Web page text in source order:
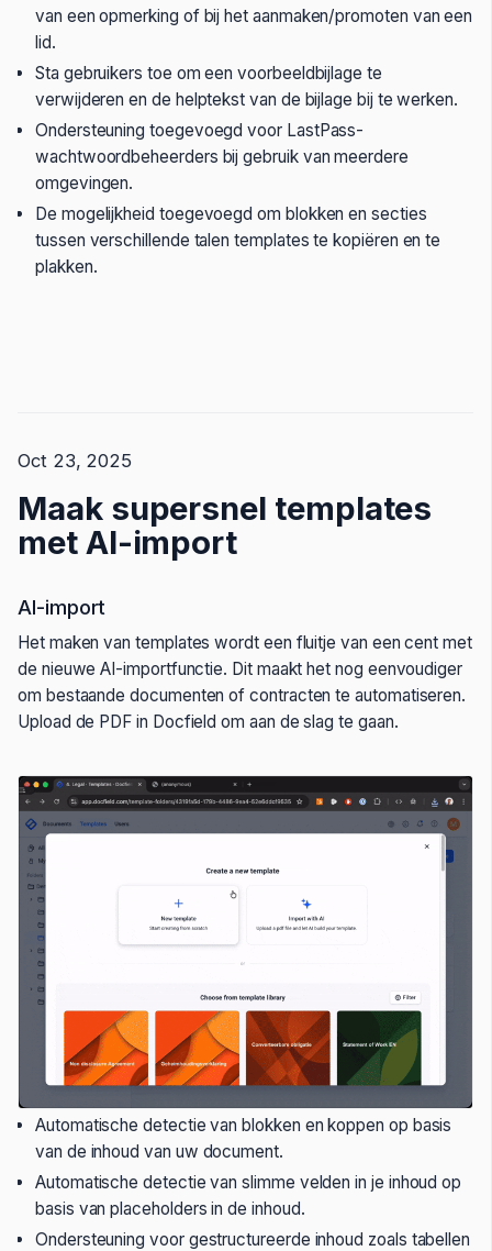
van een opmerking of bij het aanmaken/promoten van een
lid.
Sta gebruikers toe om een voorbeeldbijlage te
verwijderen en de helptekst van de bijlage bij te werken.
Ondersteuning toegevoegd voor LastPass-
wachtwoordbeheerders bij gebruik van meerdere
omgevingen.
De mogelijkheid toegevoegd om blokken en secties
tussen verschillende talen templates te kopiëren en te
plakken.
Oct 23, 2025
Maak supersnel templates
met AI-import
AI-import
Het maken van templates wordt een fluitje van een cent met
de nieuwe AI-importfunctie. Dit maakt het nog eenvoudiger
om bestaande documenten of contracten te automatiseren.
Upload de PDF in Docfield om aan de slag te gaan.
Automatische detectie van blokken en koppen op basis
van de inhoud van uw document.
Automatische detectie van slimme velden in je inhoud op
basis van placeholders in de inhoud.
Ondersteuning voor gestructureerde inhoud zoals tabellen